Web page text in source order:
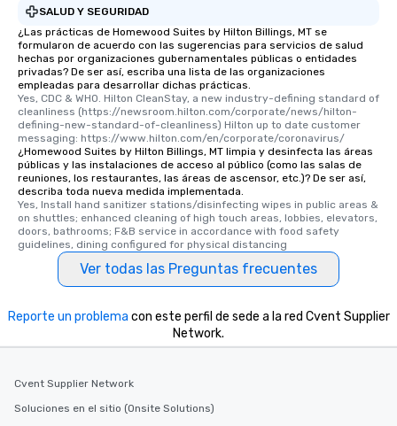
SALUD Y SEGURIDAD
¿Las prácticas de Homewood Suites by Hilton Billings, MT se
formularon de acuerdo con las sugerencias para servicios de salud
hechas por organizaciones gubernamentales públicas o entidades
privadas? De ser así, escriba una lista de las organizaciones
empleadas para desarrollar dichas prácticas.
Yes, CDC & WHO. Hilton CleanStay, a new industry-defining standard of
cleanliness (https://newsroom.hilton.com/corporate/news/hilton-
defining-new-standard-of-cleanliness) Hilton up to date customer
messaging: https://www.hilton.com/en/corporate/coronavirus/
¿Homewood Suites by Hilton Billings, MT limpia y desinfecta las áreas
públicas y las instalaciones de acceso al público (como las salas de
reuniones, los restaurantes, las áreas de ascensor, etc.)? De ser así,
describa toda nueva medida implementada.
Yes, Install hand sanitizer stations/disinfecting wipes in public areas &
on shuttles; enhanced cleaning of high touch areas, lobbies, elevators,
doors, bathrooms; F&B service in accordance with food safety
guidelines, dining configured for physical distancing
Ver todas las Preguntas frecuentes
Reporte un problema con este perfil de sede a la red Cvent Supplier
Network.
Cvent Supplier Network
Soluciones en el sitio (Onsite Solutions)